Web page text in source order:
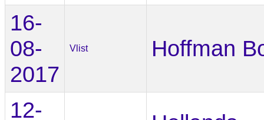
16-
08-
2017
Vlist Hoffman
12-